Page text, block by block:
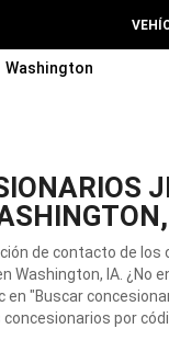
Washington
de contacto de los
Washington, IA. ¿No
en "Buscar
por